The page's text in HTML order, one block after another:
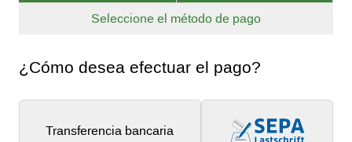
Seleccione el método de pago
¿Cómo desea efectuar el pago?
Transferencia bancaria